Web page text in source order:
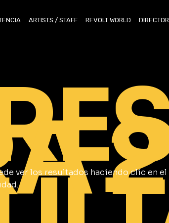
ARTISTS / STAFF REVOLT WORLD
ver los resultados haciendo clic en el